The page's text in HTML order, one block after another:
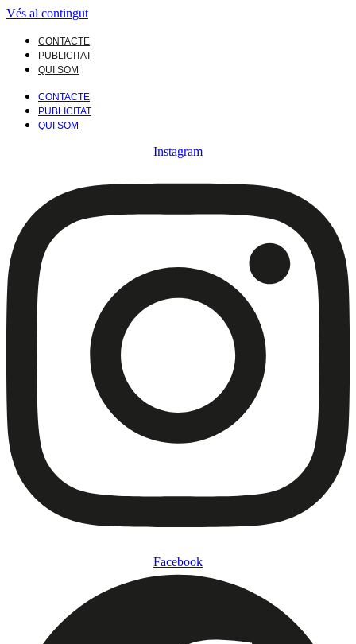
Vés al contingut
CONTACTE
PUBLICITAT
QUI SOM
CONTACTE
PUBLICITAT
QUI SOM
Instagram
Facebook